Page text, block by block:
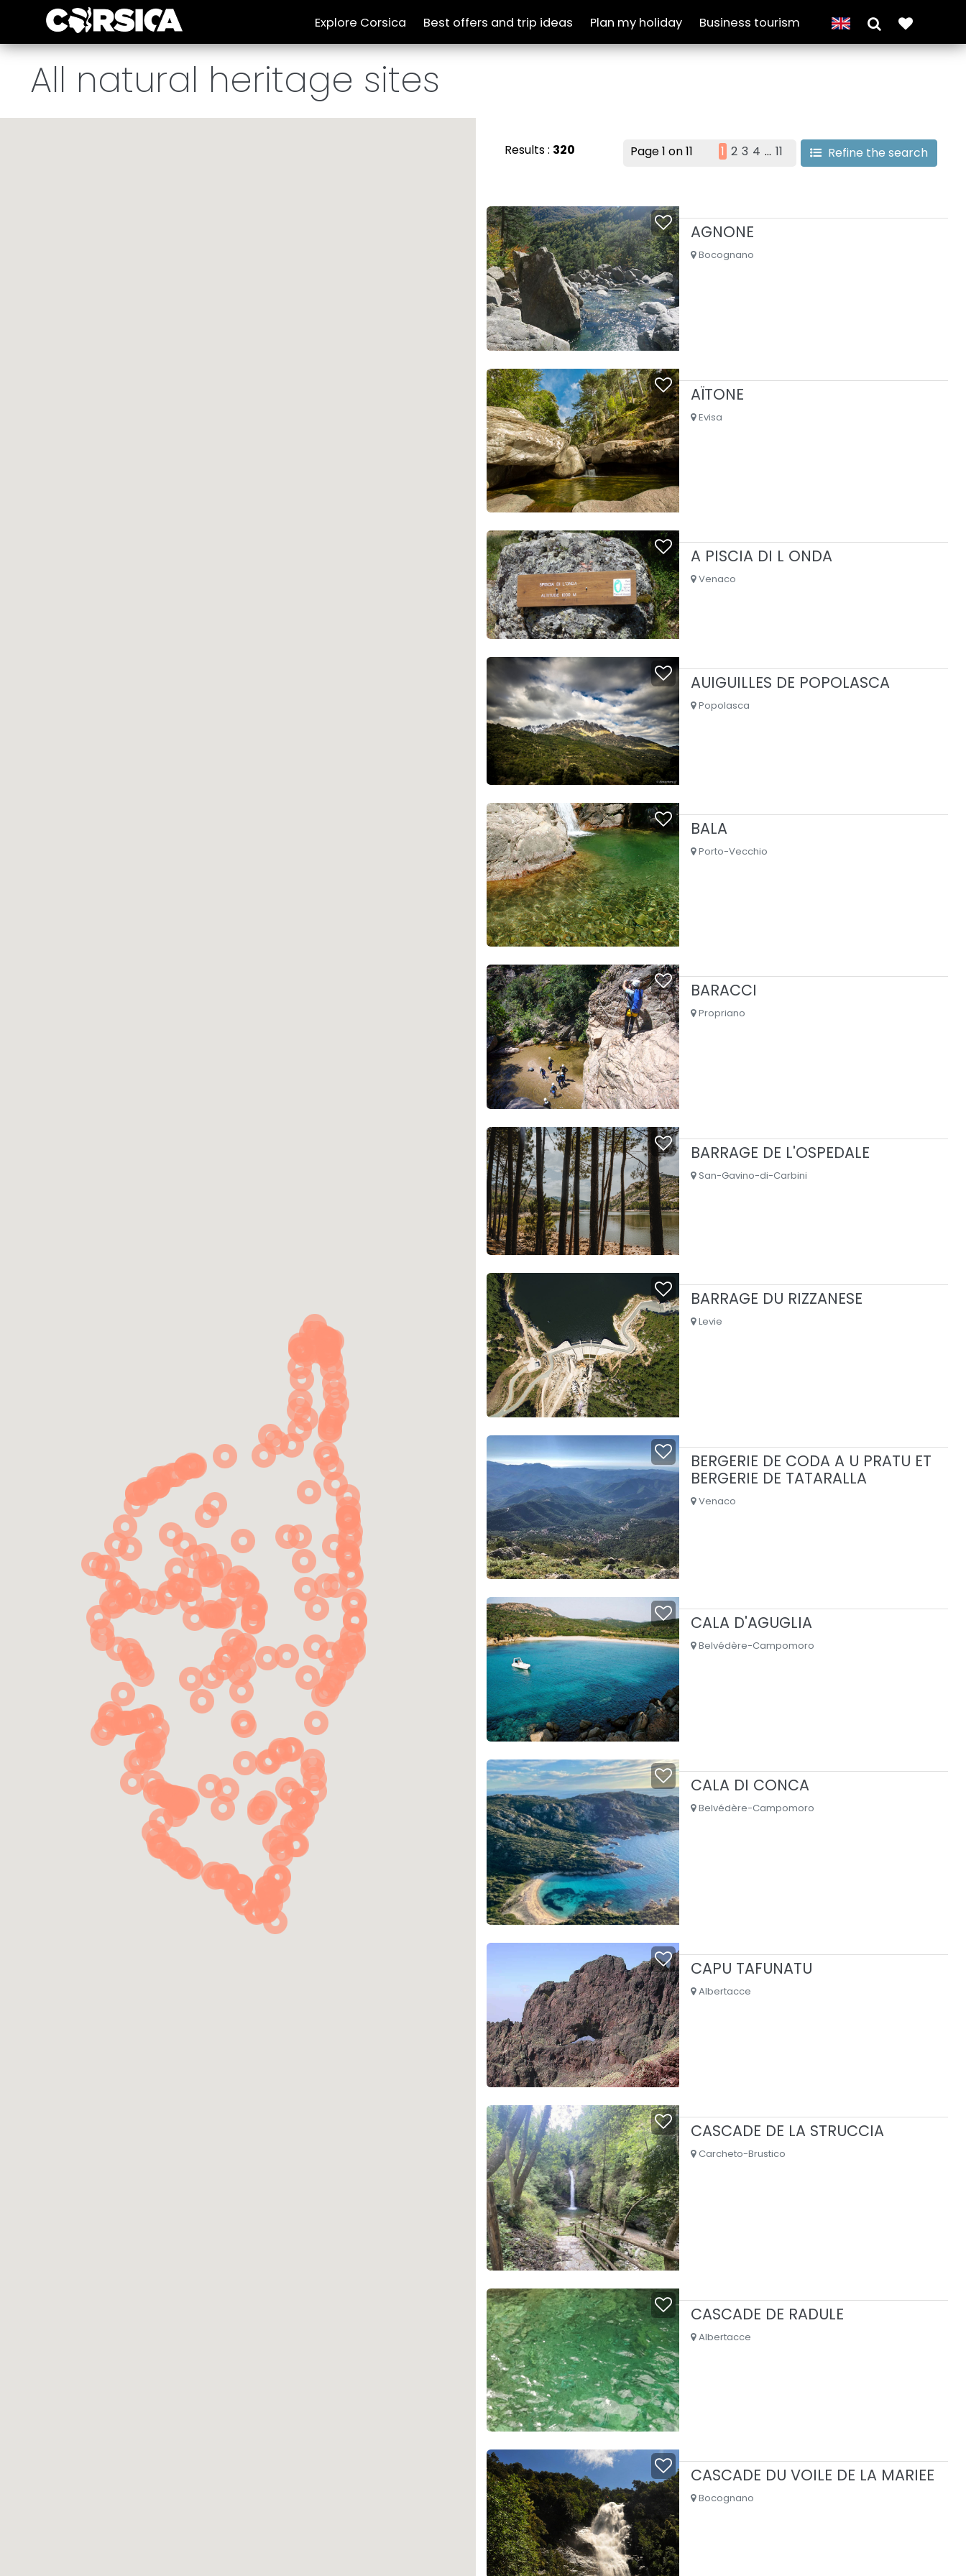
Explore Corsica Best offers and trip ideas Plan my holiday Business tourism
Explore Corsica / A land waiting to be discovered All natural heritage sites
All natural heritage sites
Results : 320 Page 1 on 11 1 2 3 4 ... 11 Refine the search
AGNONE
Bocognano
AÏTONE
Evisa
A PISCIA DI L ONDA
Venaco
AUIGUILLES DE POPOLASCA
Popolasca
BALA
Porto-Vecchio
BARACCI
Propriano
BARRAGE DE L'OSPEDALE
San-Gavino-di-Carbini
BARRAGE DU RIZZANESE
Levie
BERGERIE DE CODA A U PRATU ET
BERGERIE DE TATARALLA
Venaco
CALA D'AGUGLIA
Belvédère-Campomoro
CALA DI CONCA
Belvédère-Campomoro
CAPU TAFUNATU
Albertacce
CASCADE DE LA STRUCCIA
Carcheto-Brustico
CASCADE DE RADULE
Albertacce
CASCADE DU VOILE DE LA MARIEE
Bocognano